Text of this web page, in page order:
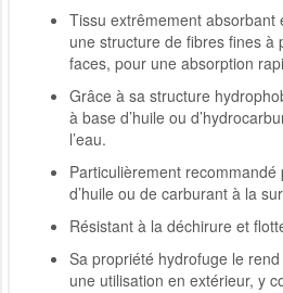
Tissu extrêmement absorbant
une structure de fibres fines à
faces, pour une absorption
Grâce à sa structure
à base d’huile ou
l’eau.
Particulièrement
d’huile ou de carburant à la
Résistant à la déchirure et
Sa propriété hydrofuge le
une utilisation en extérieur, y